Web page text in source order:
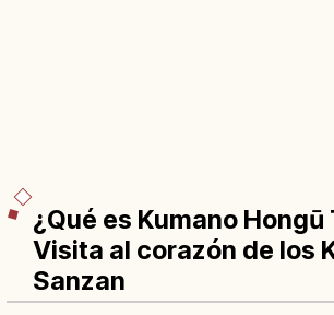
¿Qué es Kumano Hongū
Visita al corazón de los
Sanzan